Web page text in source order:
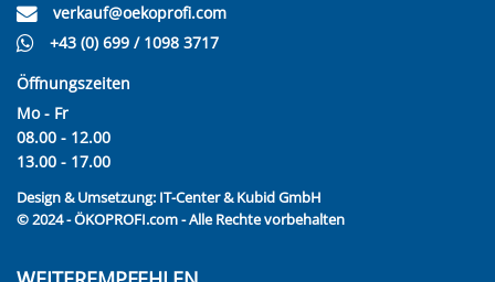
verkauf@oekoprofi.com
+43 (0) 699 / 1098 3717
Öffnungszeiten
Mo - Fr
08.00 - 12.00
13.00 - 17.00
Design & Umsetzung: IT-Center & Kubid GmbH
© 2024 - ÖKOPROFI.com - Alle Rechte vorbehalten